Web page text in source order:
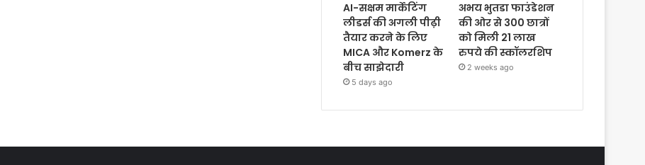
AI-सक्षम मार्केटिंग
लीडर्स की अगली पीढ़ी
तैयार करने के लिए
MICA और Komerz के
बीच साझेदारी
5 days ago
अभय भुतडा फाउंडेशन
की ओर से 300 छात्रों
को मिली 21 लाख
रुपये की स्कॉलरशिप
2 weeks ago